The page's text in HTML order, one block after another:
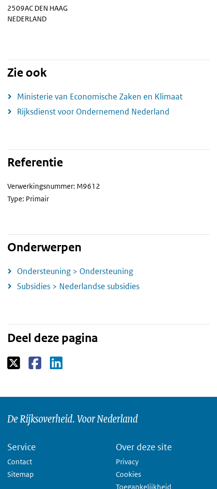
2509AC DEN HAAG
NEDERLAND
Zie ook
Ministerie van Economische Zaken en Klimaat
Rijksdienst voor Ondernemend Nederland
Referentie
Verwerkingsnummer: M9612
Type: Primair
Onderwerpen
Ondersteuning > Ondersteuning
Subsidies > Nederlandse subsidies
Deel deze pagina
De Rijksoverheid. Voor Nederland
Service
Contact
Sitemap
Over deze site
Privacy
Cookies
Toegankelijkheid